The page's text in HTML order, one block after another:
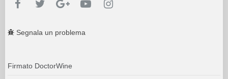
Segnala un problema
Firmato DoctorWine